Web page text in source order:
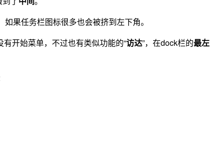
果任务栏图标很多也会被挤到左下角。
开始菜单，不过也有类似功能的“访达”，在dock栏的最左